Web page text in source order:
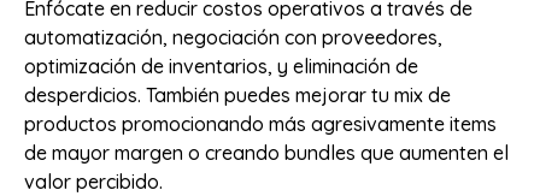
Enfócate en reducir costos operativos a través de
automatización, negociación con proveedores,
optimización de inventarios, y eliminación de
desperdicios. También puedes mejorar tu mix de
productos promocionando más agresivamente items
de mayor margen o creando bundles que aumenten el
valor percibido.